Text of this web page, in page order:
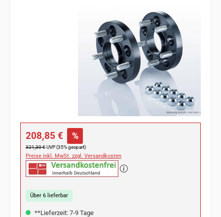
Verkaufspreis:
208,85 € %
Regulärer Preis:
321,30 €UVP (35% gespart)
Preise inkl. MwSt. zzgl. Versandkosten
Über 6 lieferbar
**Lieferzeit: 7-9 Tage